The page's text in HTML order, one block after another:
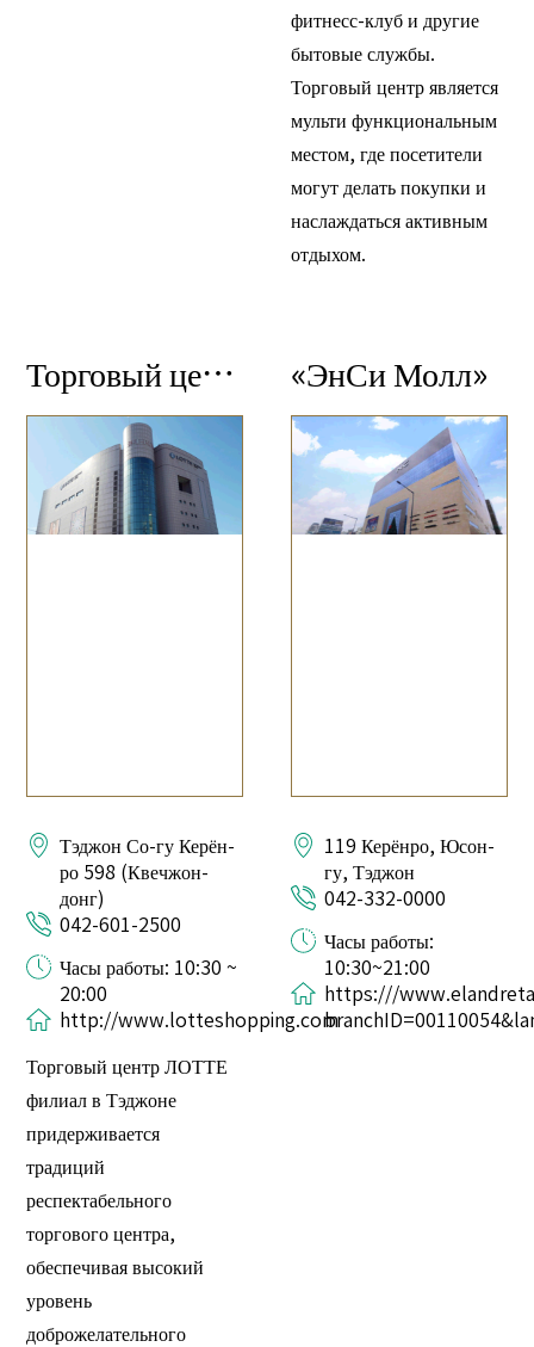
фитнесс-клуб и другие
бытовые службы.
Торговый центр является
мульти функциональным
местом, где посетители
могут делать покупки и
наслаждаться активным
отдыхом.
Торговый центр ЛОТТЕ
Тэджон Со-гу Керён-
ро 598 (Квечжон-
донг)
042-601-2500
Часы работы: 10:30 ~
20:00
http://www.lotteshopping.com
Торговый центр ЛОТТЕ
филиал в Тэджоне
придерживается
традиций
респектабельного
торгового центра,
обеспечивая высокий
уровень
доброжелательного
«ЭнСи Молл»
119 Керёнро, Юсон-
гу, Тэджон
042-332-0000
Часы работы:
10:30~21:00
https:///